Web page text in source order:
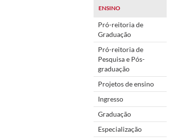
ENSINO
Pró-reitoria de
Graduação
Pró-reitoria de
Pesquisa e Pós-
graduação
Projetos de ensino
Ingresso
Graduação
Especialização